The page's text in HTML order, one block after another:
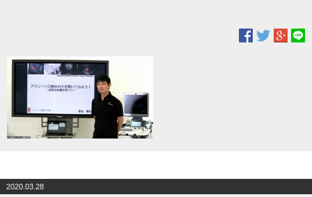
2020.03.28